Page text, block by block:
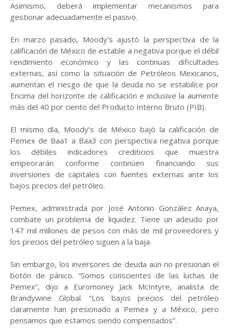
Asimismo, deberá implementar mecanismos para
gestionar adecuadamente el pasivo.
En marzo pasado, Moody’s ajustó la perspectiva de la
calificación de México de estable a negativa porque el débil
rendimiento económico y las continuas dificultades
externas, así como la situación de Petróleos Mexicanos,
aumentan el riesgo de que la deuda no se estabilice por
Encima del horizonte de calificación e inclusive la aumente
más del 40 por ciento del Producto Interno Bruto (PIB).
El mismo día, Moody’s de México bajó la calificación de
Pemex de Baa1 a Baa3 con perspectiva negativa porque
los débiles indicadores crediticios que muestra
empeorarán conforme continúen financiando sus
inversiones de capitales con fuentes externas ante los
bajos precios del petróleo.
Pemex, administrada por José Antonio González Anaya,
combate un problema de liquidez. Tiene un adeudo por
147 mil millones de pesos con más de mil proveedores y
los precios del petróleo siguen a la baja.
Sin embargo, los inversores de deuda aún no presionan el
botón de pánico. “Somos conscientes de las luchas de
Pemex”, dijo a Euromoney Jack McIntyre, analista de
Brandywine Global. “Los bajos precios del petróleo
claramente han presionado a Pemex y a México, pero
pensamos que estamos siendo compensados”.